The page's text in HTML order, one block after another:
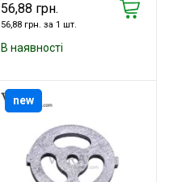
56,88 грн.
56,88 грн. за 1 шт.
В наявності
new